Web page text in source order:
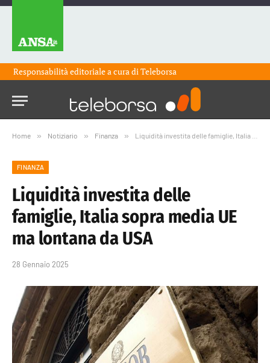
Responsabilità editoriale a cura diTeleborsa
Home » Notiziario » Finanza » Liquidità investita delle famiglie, Italia sopra media UE ma lontana da USA
FINANZA
Liquidità investita delle
famiglie, Italia sopra media UE
ma lontana da USA
28 Gennaio 2025